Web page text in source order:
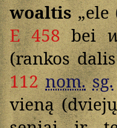
woaltis„ele
E 458bei
(rankos
112 nom. sg.
vieną